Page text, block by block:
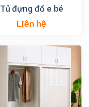
Tủ đựng đồ e bé
Liên hệ